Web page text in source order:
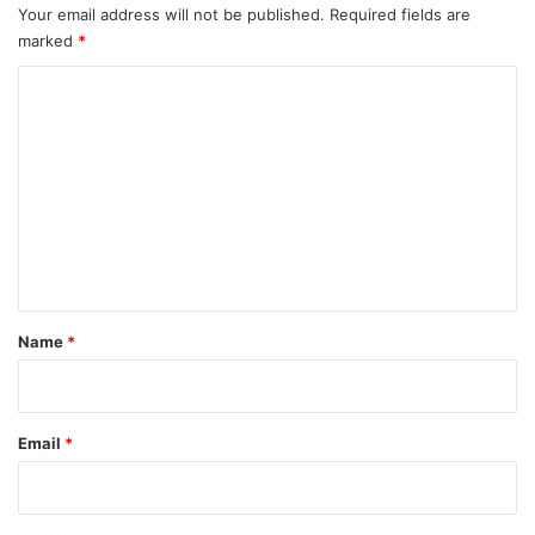
Your email address will not be published. Required fields are
marked *
*
Name *
Email *